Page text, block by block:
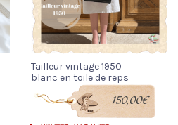
Tailleur vintage 1950
blanc en toile de reps
150,00€